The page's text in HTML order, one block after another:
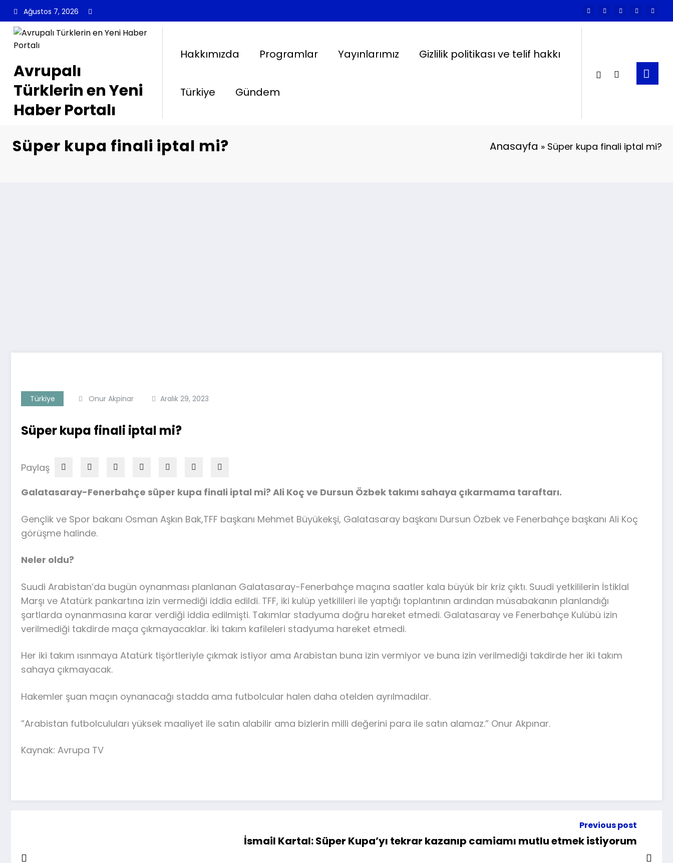
Ağustos 7, 2026
Avrupalı
Türklerin en Yeni
Haber Portalı
Hakkımızda Programlar Yayınlarımız Gizlilik politikası ve telif hakkı
Türkiye Gündem
Süper kupa finali iptal mi? Anasayfa » Süper kupa finali iptal mi?
Türkiye Onur Akpinar Aralık 29, 2023
Süper kupa finali iptal mi?
Paylaş
Galatasaray-Fenerbahçe süper kupa finali iptal mi? Ali Koç ve Dursun Özbek takımı sahaya çıkarmama taraftarı.
Gençlik ve Spor bakanı Osman Aşkın Bak,TFF başkanı Mehmet Büyükekşi, Galatasaray başkanı Dursun Özbek ve Fenerbahçe başkanı Ali Koç
görüşme halinde.
Neler oldu?
Suudi Arabistan’da bugün oynanması planlanan Galatasaray-Fenerbahçe maçına saatler kala büyük bir kriz çıktı. Suudi yetkililerin İstiklal
Marşı ve Atatürk pankartına izin vermediği iddia edildi. TFF, iki kulüp yetkilileri ile yaptığı toplantının ardından müsabakanın planlandığı
şartlarda oynanmasına karar verdiği iddia edilmişti. Takımlar stadyuma doğru hareket etmedi. Galatasaray ve Fenerbahçe Kulübü izin
verilmediği takdirde maça çıkmayacaklar. İki takım kafileleri stadyuma hareket etmedi.
Her iki takım ısınmaya Atatürk tişörtleriyle çıkmak istiyor ama Arabistan buna izin vermiyor ve buna izin verilmediği takdirde her iki takım
sahaya çıkmayacak.
Hakemler şuan maçın oynanacağı stadda ama futbolcular halen daha otelden ayrılmadılar.
”Arabistan futbolculuları yüksek maaliyet ile satın alabilir ama bizlerin milli değerini para ile satın alamaz.” Onur Akpınar.
Kaynak: Avrupa TV
Previous post
İsmail Kartal: Süper Kupa’yı tekrar kazanıp camiamı mutlu etmek istiyorum